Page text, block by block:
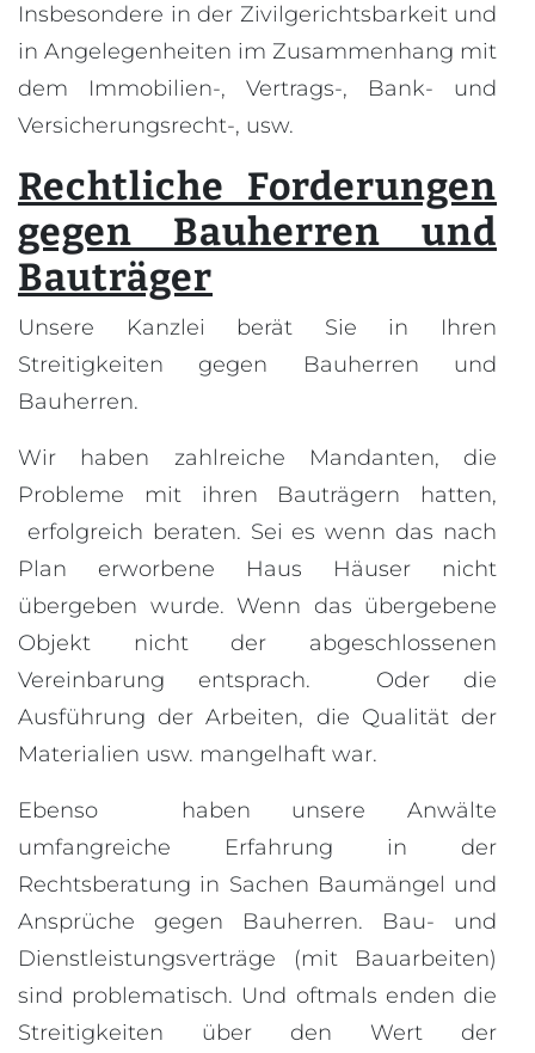
Insbesondere in der Zivilgerichtsbarkeit und
in Angelegenheiten im Zusammenhang mit
dem Immobilien-, Vertrags-, Bank- und
Versicherungsrecht-, usw.
Rechtliche Forderungen
gegen Bauherren und
Bauträger
Unsere Kanzlei berät Sie in Ihren
Streitigkeiten gegen Bauherren und
Bauherren.
Wir haben zahlreiche Mandanten, die
Probleme mit ihren Bauträgern hatten,
erfolgreich beraten. Sei es wenn das nach
Plan erworbene Haus Häuser nicht
übergeben wurde. Wenn das übergebene
Objekt nicht der abgeschlossenen
Vereinbarung entsprach. Oder die
Ausführung der Arbeiten, die Qualität der
Materialien usw. mangelhaft war.
Ebenso haben unsere Anwälte
umfangreiche Erfahrung in der
Rechtsberatung in Sachen Baumängel und
Ansprüche gegen Bauherren. Bau- und
Dienstleistungsverträge (mit Bauarbeiten)
sind problematisch. Und oftmals enden die
Streitigkeiten über den Wert der